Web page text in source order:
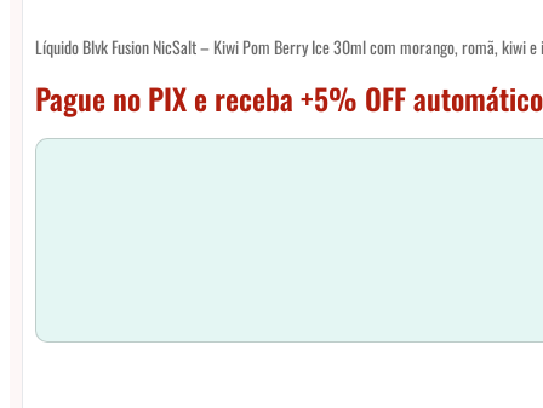
Líquido Blvk Fusion NicSalt – Kiwi Pom Berry Ice 30ml com morango, romã, kiwi
Pague no PIX e receba +5% OFF